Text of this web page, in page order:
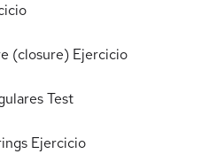
(closure) Ejercicio
Test
Ejercicio